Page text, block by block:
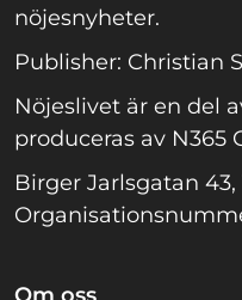
nöjesnyheter.
Publisher: Christian
Nöjeslivet är en del
produceras av N365
Birger Jarlsgatan 43,